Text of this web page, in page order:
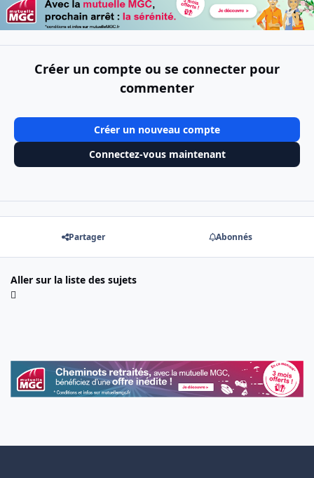
Créer un compte ou se connecter pour
commenter
Créer un nouveau compte
Connectez-vous maintenant
Partager Abonnés
Aller sur la liste des sujets